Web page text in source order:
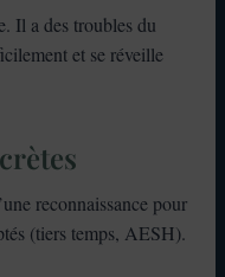
Il a des troubles du
et se réveille
reconnaissance pour
(tiers temps, AESH).